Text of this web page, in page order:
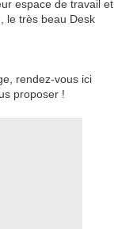
espace de travail et
le très beau Desk
rendez-vous ici
proposer !